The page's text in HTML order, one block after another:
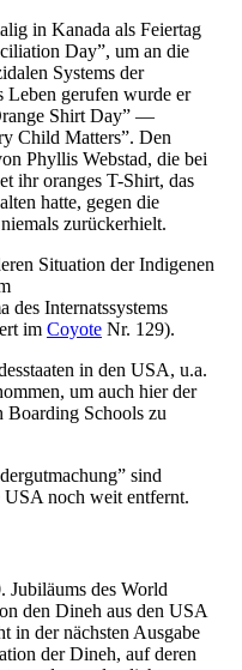
in Kanada als Feiertag
Day”, um an die
Systems der
Leben gerufen wurde er
Shirt Day” —
Child Matters”. Den
Phyllis Webstad, die bei
ihr oranges T-Shirt, das
hatte, gegen die
zurückerhielt.
Situation der Indigenen
des Internatssystems
im Coyote Nr. 129).
in den USA, u.a.
um auch hier der
Boarding Schools zu
sind
noch weit entfernt.
Jubiläums des World
den Dineh aus den USA
in der nächsten Ausgabe
der Dineh, auf deren